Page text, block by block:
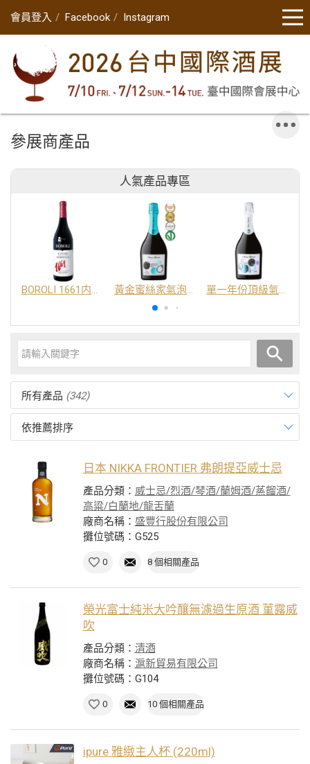
會員登入 Facebook Instagram
參展商產品
人氣產品專區
BOROLI 1661内比奧羅紅酒 DOC 黃金蜜絲家氣泡酒 DOC 單一年份頂級氣泡酒 DOC
所有產品 (342)
依推薦排序
日本 NIKKA FRONTIER 弗朗提亞威士忌
產品分類： 威士忌/烈酒/琴酒/蘭姆酒/蒸餾酒/
高粱/白蘭地/龍舌蘭
廠商名稱： 盛豐行股份有限公司
攤位號碼：G525
0 8 個相關產品
榮光富士純米大吟釀無濾過生原酒 菫露威
吹
產品分類： 清酒
廠商名稱： 滬新貿易有限公司
攤位號碼：G104
0 10 個相關產品
ipure 雅緻主人杯 (220ml)